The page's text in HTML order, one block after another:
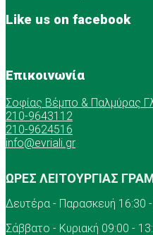
Like us on facebook
Επικοινωνία
Σοφίας Βέμπο & Παλμύρας
210-9643112
210-9624516
info@evriali.gr
ΩΡΕΣ ΛΕΙΤΟΥΡΓΙΑΣ
Δευτέρα - Παρασκευή 16:30
Σάββατο - Κυριακή 09:00 -